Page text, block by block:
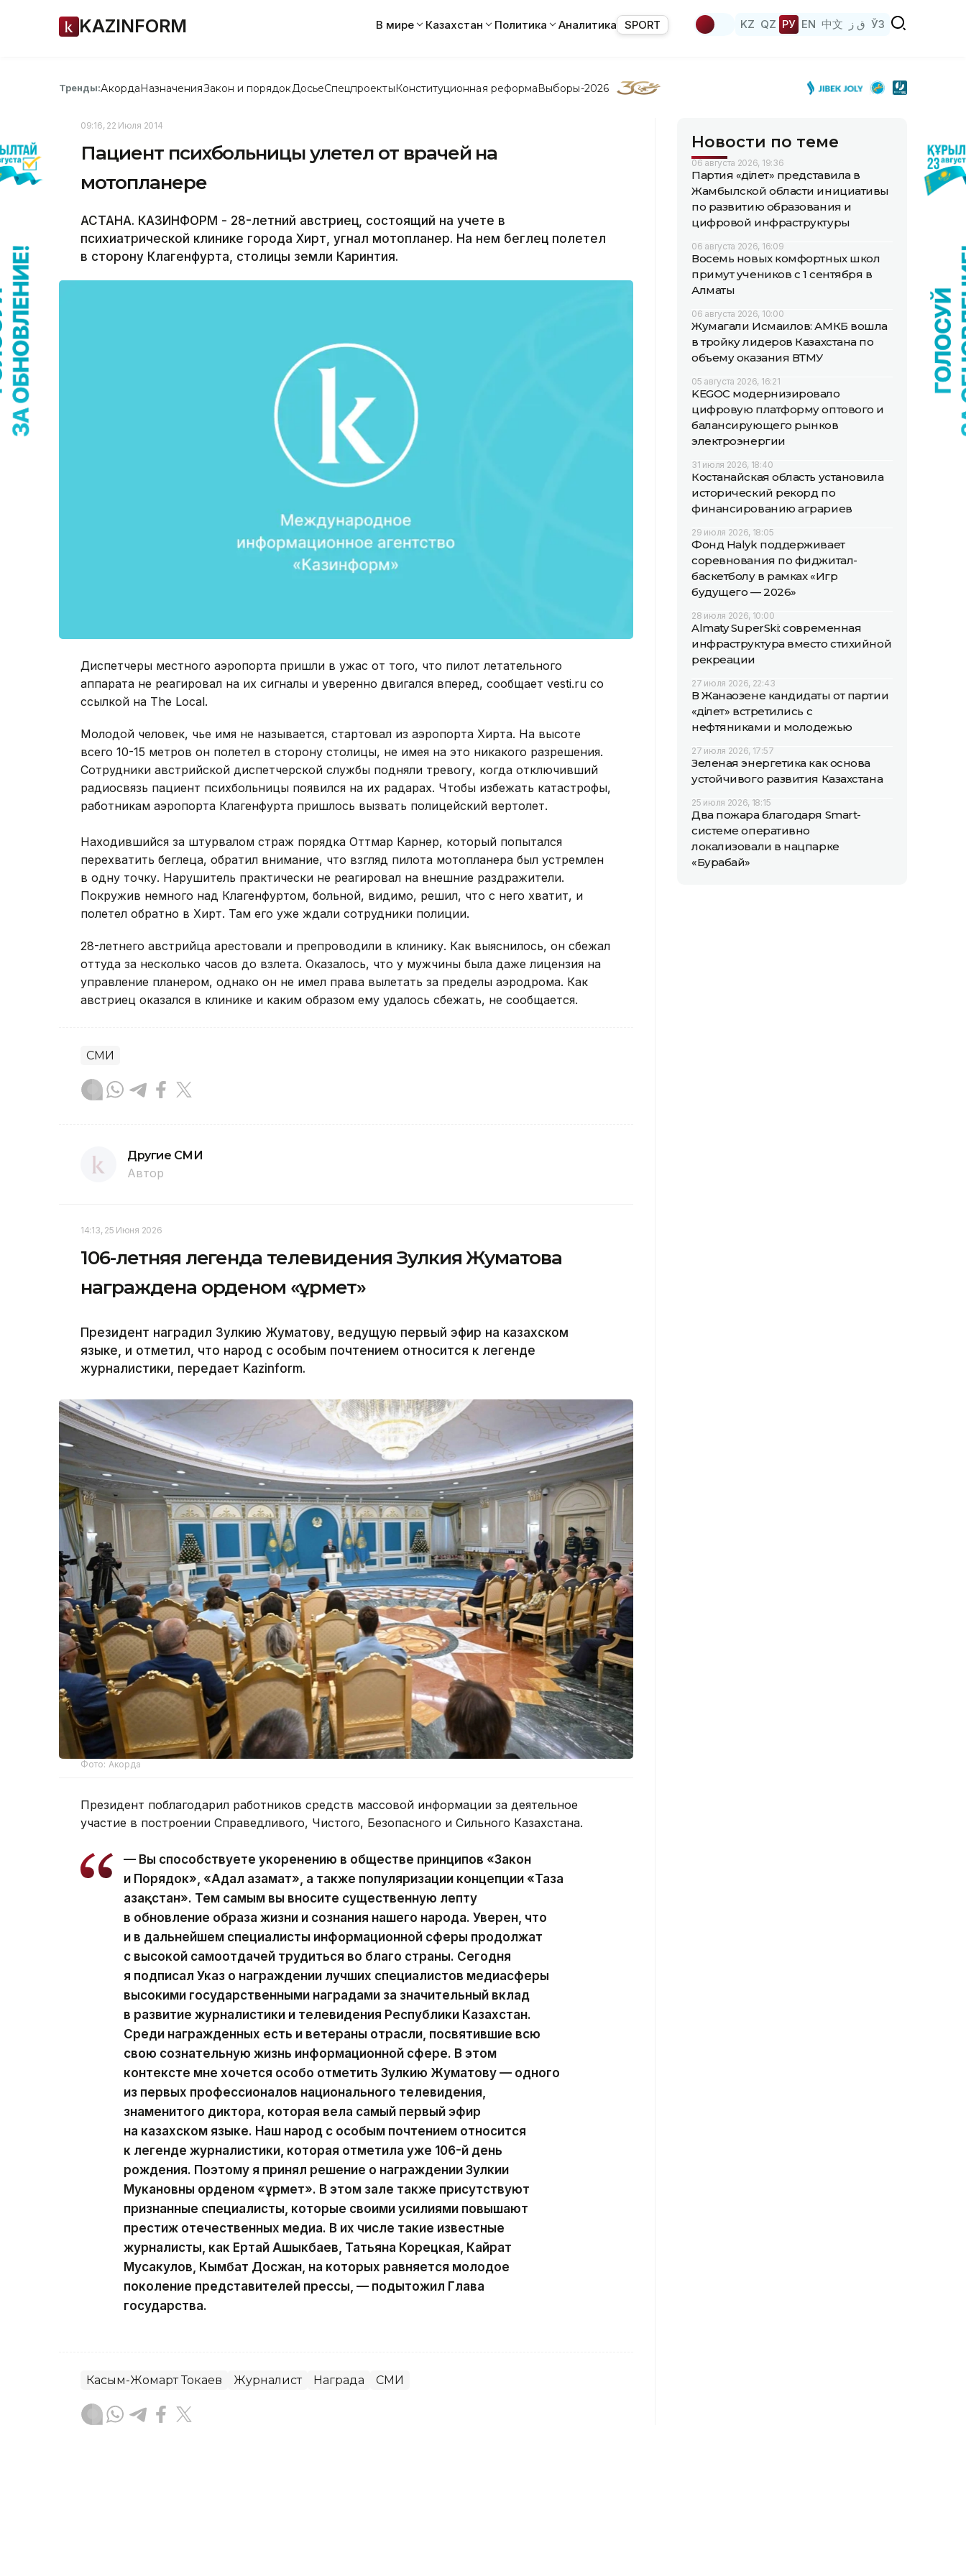
KAZINFORM В мире Казахстан Политика Аналитика SPORT KZ QZ РУ EN 中文 ق ز ЎЗ
Тренды:АкордаНазначенияЗакон и порядок ДосьеСпецпроектыКонституционная реформаВыборы-2026
09:16, 22 Июля 2014
Пациент психбольницы улетел от врачей на
мотопланере
АСТАНА. КАЗИНФОРМ - 28-летний австриец, состоящий на учете в
психиатрической клинике города Хирт, угнал мотопланер. На нем беглец полетел
в сторону Клагенфурта, столицы земли Каринтия.
Диспетчеры местного аэропорта пришли в ужас от того, что пилот летательного
аппарата не реагировал на их сигналы и уверенно двигался вперед, сообщает vesti.ru со
ссылкой на The Local.
Молодой человек, чье имя не называется, стартовал из аэропорта Хирта. На высоте
всего 10-15 метров он полетел в сторону столицы, не имея на это никакого разрешения.
Сотрудники австрийской диспетчерской службы подняли тревогу, когда отключивший
радиосвязь пациент психбольницы появился на их радарах. Чтобы избежать катастрофы,
работникам аэропорта Клагенфурта пришлось вызвать полицейский вертолет.
Находившийся за штурвалом страж порядка Оттмар Карнер, который попытался
перехватить беглеца, обратил внимание, что взгляд пилота мотопланера был устремлен
в одну точку. Нарушитель практически не реагировал на внешние раздражители.
Покружив немного над Клагенфуртом, больной, видимо, решил, что с него хватит, и
полетел обратно в Хирт. Там его уже ждали сотрудники полиции.
28-летнего австрийца арестовали и препроводили в клинику. Как выяснилось, он сбежал
оттуда за несколько часов до взлета. Оказалось, что у мужчины была даже лицензия на
управление планером, однако он не имел права вылетать за пределы аэродрома. Как
австриец оказался в клинике и каким образом ему удалось сбежать, не сообщается.
СМИ
Другие СМИ
Автор
14:13, 25 Июня 2026
106-летняя легенда телевидения Зулкия Жуматова
награждена орденом «Құрмет»
Президент наградил Зулкию Жуматову, ведущую первый эфир на казахском
языке, и отметил, что народ с особым почтением относится к легенде
журналистики, передает Kazinform.
Фото: Акорда
Президент поблагодарил работников средств массовой информации за деятельное
участие в построении Справедливого, Чистого, Безопасного и Сильного Казахстана.
— Вы способствуете укоренению в обществе принципов «Закон
и Порядок», «Адал азамат», а также популяризации концепции «Таза
Қазақстан». Тем самым вы вносите существенную лепту
в обновление образа жизни и сознания нашего народа. Уверен, что
и в дальнейшем специалисты информационной сферы продолжат
с высокой самоотдачей трудиться во благо страны. Сегодня
я подписал Указ о награждении лучших специалистов медиасферы
высокими государственными наградами за значительный вклад
в развитие журналистики и телевидения Республики Казахстан.
Среди награжденных есть и ветераны отрасли, посвятившие всю
свою сознательную жизнь информационной сфере. В этом
контексте мне хочется особо отметить Зулкию Жуматову — одного
из первых профессионалов национального телевидения,
знаменитого диктора, которая вела самый первый эфир
на казахском языке. Наш народ с особым почтением относится
к легенде журналистики, которая отметила уже 106-й день
рождения. Поэтому я принял решение о награждении Зулкии
Мукановны орденом «Құрмет». В этом зале также присутствуют
признанные специалисты, которые своими усилиями повышают
престиж отечественных медиа. В их числе такие известные
журналисты, как Ертай Ашыкбаев, Татьяна Корецкая, Кайрат
Мусакулов, Кымбат Досжан, на которых равняется молодое
поколение представителей прессы, — подытожил Глава
государства.
Касым-Жомарт Токаев Журналист Награда СМИ
Новости по теме
06 августа 2026, 19:36
Партия «Әділет» представила в
Жамбылской области инициативы
по развитию образования и
цифровой инфраструктуры
06 августа 2026, 16:09
Восемь новых комфортных школ
примут учеников с 1 сентября в
Алматы
06 августа 2026, 10:00
Жумагали Исмаилов: АМКБ вошла
в тройку лидеров Казахстана по
объему оказания ВТМУ
05 августа 2026, 16:21
KEGOC модернизировало
цифровую платформу оптового и
балансирующего рынков
электроэнергии
31 июля 2026, 18:40
Костанайская область установила
исторический рекорд по
финансированию аграриев
29 июля 2026, 18:05
Фонд Halyk поддерживает
соревнования по фиджитал-
баскетболу в рамках «Игр
будущего — 2026»
28 июля 2026, 10:00
Almaty SuperSki: современная
инфраструктура вместо стихийной
рекреации
27 июля 2026, 22:43
В Жанаозене кандидаты от партии
«Әділет» встретились с
нефтяниками и молодежью
27 июля 2026, 17:57
Зеленая энергетика как основа
устойчивого развития Казахстана
25 июля 2026, 18:15
Два пожара благодаря Smart-
системе оперативно
локализовали в нацпарке
«Бурабай»